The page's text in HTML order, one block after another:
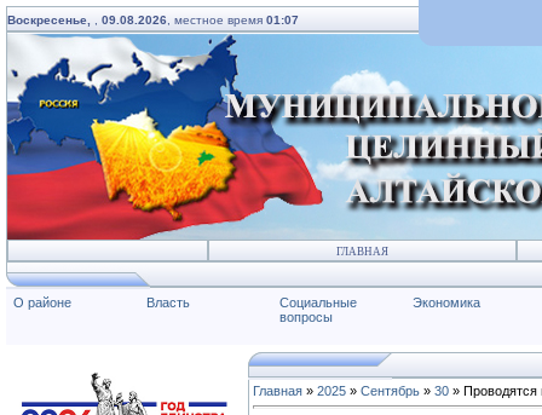
Воскресенье, 09.08.2026 , местное время 01:07
ГЛАВНАЯ
О районе Власть
Социальные
вопросы
Экономика
Главная » 2025 » Сентябрь » 30 » Проводятся